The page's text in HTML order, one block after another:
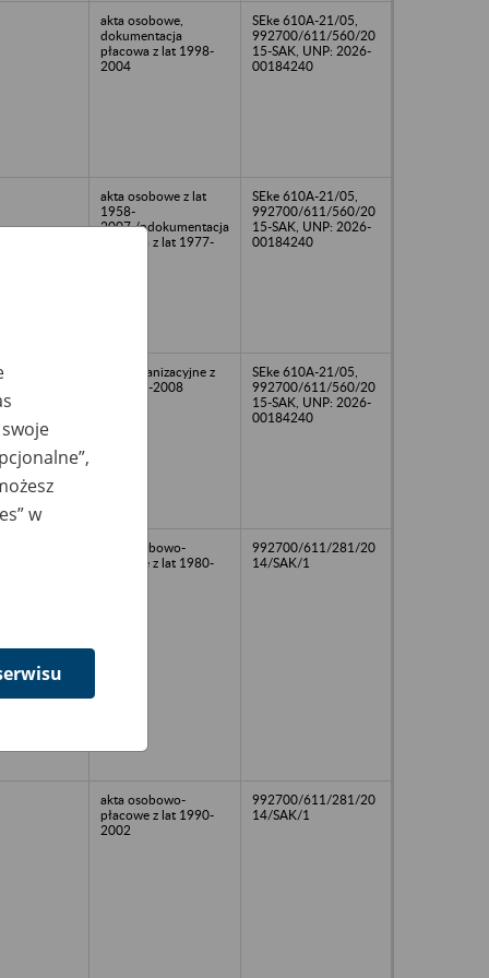
akta osobowe,
dokumentacja
płacowa z lat 1998-
2004
SEke 610A-21/05,
992700/611/560/20
15-SAK, UNP: 2026-
00184240
akta osobowe z lat
1958-
2007,/ndokumentacja
płacowa z lat 1977-
SEke 610A-21/05,
992700/611/560/20
15-SAK, UNP: 2026-
00184240
akta organizacyjne z
lat 2006-2008
SEke 610A-21/05,
992700/611/560/20
15-SAK, UNP: 2026-
00184240
akta osobowo-
płacowe z lat 1980-
992700/611/281/20
14/SAK/1
akta osobowo-
płacowe z lat 1990-
2002
992700/611/281/20
14/SAK/1
w